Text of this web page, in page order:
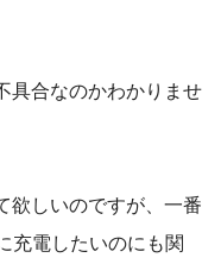
具合なのかわかりませ
欲しいのですが、一番
充電したいのにも関